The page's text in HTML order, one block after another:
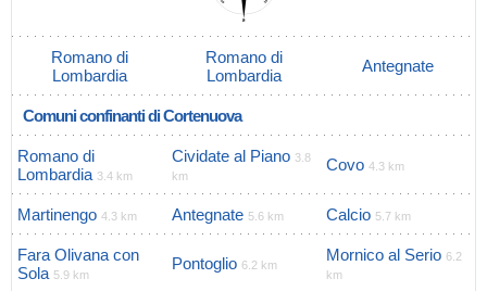
Romano di
Lombardia
Romano di
Lombardia
Antegnate
Comuni confinanti di Cortenuova
Romano di
Lombardia 3.4 km
Cividate al Piano 3.8
km
Covo 4.3 km
Martinengo 4.3 km Antegnate 5.6 km Calcio 5.7 km
Fara Olivana con
Sola 5.9 km
Pontoglio 6.2 km
Mornico al Serio 6.2
km